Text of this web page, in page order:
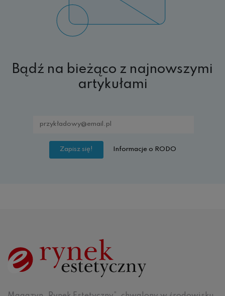
Bądź na bieżąco z najnowszymi
artykułami
Informacje o RODO